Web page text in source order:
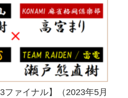
ファイナル】（2023年5月